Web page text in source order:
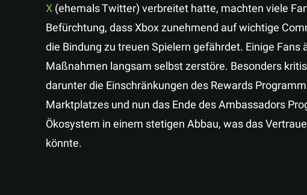
X(ehemals Twitter) verbreitet hatte, machten viele
Befürchtung, dass Xbox zunehmend auf wichtige
die Bindung zu treuen Spielern gefährdet. Einige
Maßnahmen langsam selbst zerstöre. Besonders
darunter die Einschränkungen des Rewards
Marktplatzes und nun das Ende des Ambassadors
Ökosystem in einem stetigen Abbau, was das
könnte.